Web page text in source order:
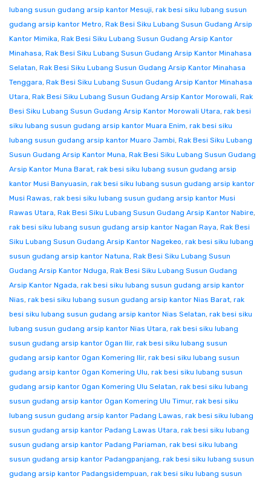
lubang susun gudang arsip kantor Mesuji, rak besi siku lubang susun
gudang arsip kantor Metro, Rak Besi Siku Lubang Susun Gudang Arsip
Kantor Mimika, Rak Besi Siku Lubang Susun Gudang Arsip Kantor
Minahasa, Rak Besi Siku Lubang Susun Gudang Arsip Kantor Minahasa
Selatan, Rak Besi Siku Lubang Susun Gudang Arsip Kantor Minahasa
Tenggara, Rak Besi Siku Lubang Susun Gudang Arsip Kantor Minahasa
Utara, Rak Besi Siku Lubang Susun Gudang Arsip Kantor Morowali, Rak
Besi Siku Lubang Susun Gudang Arsip Kantor Morowali Utara, rak besi
siku lubang susun gudang arsip kantor Muara Enim, rak besi siku
lubang susun gudang arsip kantor Muaro Jambi, Rak Besi Siku Lubang
Susun Gudang Arsip Kantor Muna, Rak Besi Siku Lubang Susun Gudang
Arsip Kantor Muna Barat, rak besi siku lubang susun gudang arsip
kantor Musi Banyuasin, rak besi siku lubang susun gudang arsip kantor
Musi Rawas, rak besi siku lubang susun gudang arsip kantor Musi
Rawas Utara, Rak Besi Siku Lubang Susun Gudang Arsip Kantor Nabire,
rak besi siku lubang susun gudang arsip kantor Nagan Raya, Rak Besi
Siku Lubang Susun Gudang Arsip Kantor Nagekeo, rak besi siku lubang
susun gudang arsip kantor Natuna, Rak Besi Siku Lubang Susun
Gudang Arsip Kantor Nduga, Rak Besi Siku Lubang Susun Gudang
Arsip Kantor Ngada, rak besi siku lubang susun gudang arsip kantor
Nias, rak besi siku lubang susun gudang arsip kantor Nias Barat, rak
besi siku lubang susun gudang arsip kantor Nias Selatan, rak besi siku
lubang susun gudang arsip kantor Nias Utara, rak besi siku lubang
susun gudang arsip kantor Ogan Ilir, rak besi siku lubang susun
gudang arsip kantor Ogan Komering Ilir, rak besi siku lubang susun
gudang arsip kantor Ogan Komering Ulu, rak besi siku lubang susun
gudang arsip kantor Ogan Komering Ulu Selatan, rak besi siku lubang
susun gudang arsip kantor Ogan Komering Ulu Timur, rak besi siku
lubang susun gudang arsip kantor Padang Lawas, rak besi siku lubang
susun gudang arsip kantor Padang Lawas Utara, rak besi siku lubang
susun gudang arsip kantor Padang Pariaman, rak besi siku lubang
susun gudang arsip kantor Padangpanjang, rak besi siku lubang susun
gudang arsip kantor Padangsidempuan, rak besi siku lubang susun